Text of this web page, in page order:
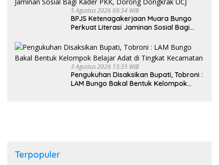
5 Agustus 2026 09:34 WIB
BPJS Ketenagakerjaan Muara Bungo
Perkuat Literasi Jaminan Sosial Bagi
3 Agustus 2026 13:35 WIB
Pengukuhan Disaksikan Bupati, Tobroni :
LAM Bungo Bakal Bentuk Kelompok
Terpopuler